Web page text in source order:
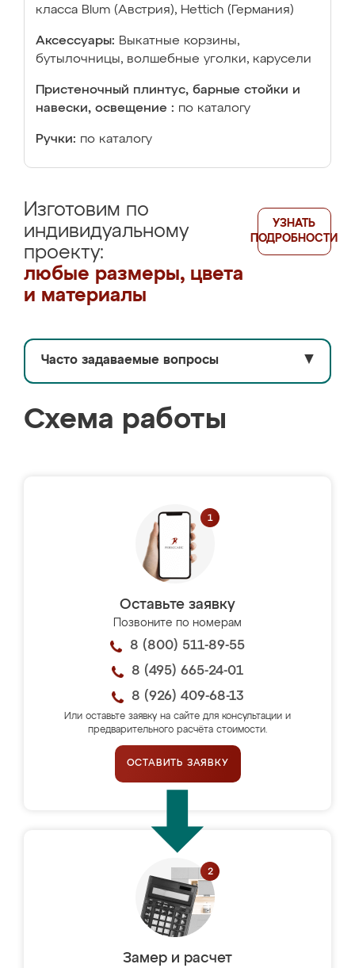
класса Blum (Австрия), Hettich (Германия)
Аксессуары: Выкатные корзины,
бутылочницы, волшебные уголки, карусели
Пристеночный плинтус, барные стойки и
навески, освещение : по каталогу
Ручки: по каталогу
Изготовим по
индивидуальному
проекту:
любые размеры, цвета
и материалы
УЗНАТЬ
ПОДРОБНОСТИ
Часто задаваемые вопросы ▼
Схема работы
Оставьте заявку
Позвоните по номерам
8 (800) 511-89-55
8 (495) 665-24-01
8 (926) 409-68-13
Или оставьте заявку на сайте для консультации и
предварительного расчёта стоимости.
ОСТАВИТЬ ЗАЯВКУ
Замер и расчет